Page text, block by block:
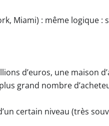
Miami) : même logique
d’euros, une maison
grand nombre
certain niveau (très